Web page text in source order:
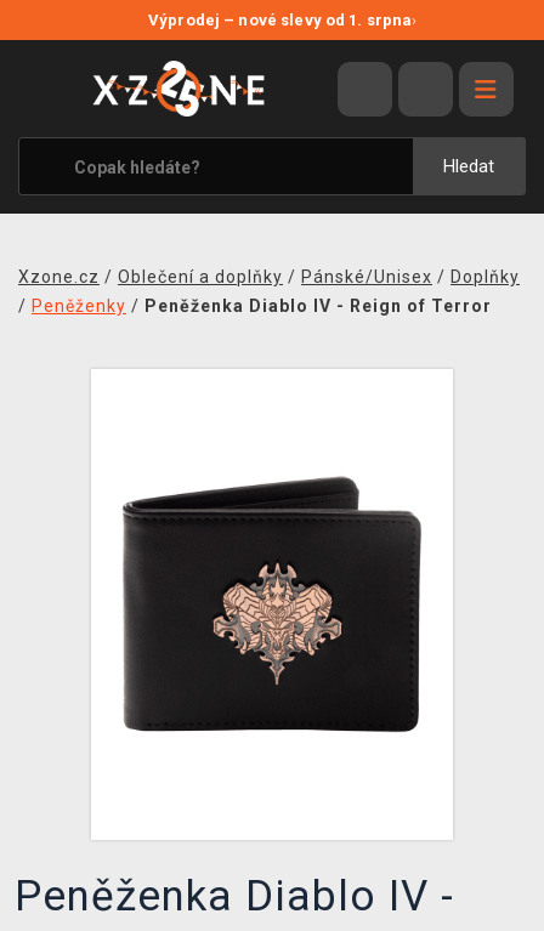
Výprodej – nové slevy od 1. srpna›
Hledat
VÝPRODEJ
VIDEOHRY
XZONE ORIGINALS
TÉMATIKY
MERCHANDISE
PRODEJNY
VÝKUP HER (BAZAR)
Xzone.cz / Oblečení a doplňky / Pánské/Unisex / Doplňky
/ Peněženky / Peněženka Diablo IV - Reign of Terror
Peněženka Diablo IV -